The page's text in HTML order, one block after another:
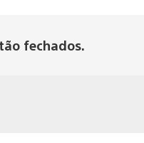
fechados.